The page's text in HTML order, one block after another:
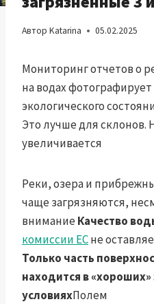
Автор Katarina 05.02.2025
Мониторинг отчетов о
на водах
экологического
Это лучше для склонов.
увеличивается
Реки, озера и
чаще загрязняются,
внимание Качество
комиссии ЕСне
Только часть
находится в
условияхПолем